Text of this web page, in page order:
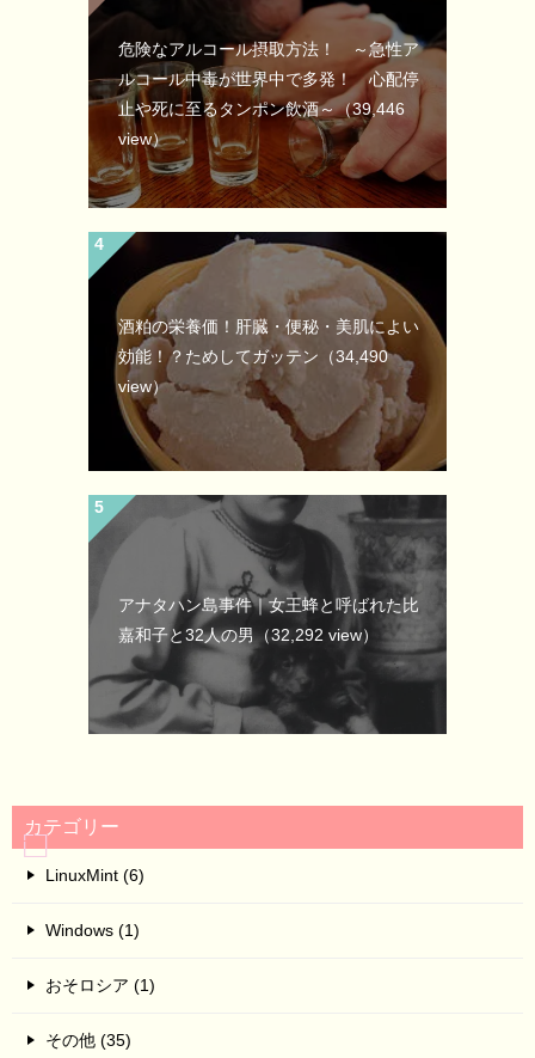
危険なアルコール摂取方法！ ～急性ア
ルコール中毒が世界中で多発！ 心配停
止や死に至るタンポン飲酒～（39,446
view）
酒粕の栄養価！肝臓・便秘・美肌によい
効能！？ためしてガッテン （34,490
view）
アナタハン島事件｜女王蜂と呼ばれた比
嘉和子と32人の男（32,292 view）
カテゴリー
LinuxMint (6)
Windows (1)
おそロシア (1)
その他 (35)